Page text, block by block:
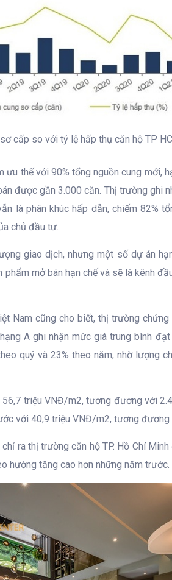
cấp so với tỷ lệ hấp thụ căn hộ TP
ưu thế với 90% tổng nguồn cung mới,
được gần 3.000 căn. Thị trường ghi
là phân khúc hấp dẫn, chiếm 82%
chủ đầu tư.
giao dịch, nhưng một số dự án
phẩm mở bán hạn chế và sẽ là kênh
Nam cũng cho biết, thị trường
A ghi nhận mức giá trung bình
quý và 23% theo năm, nhờ lượng
triệu VNĐ/m2, tương đương với
với 40,9 triệu VNĐ/m2, tương
ra thị trường căn hộ TP. Hồ Chí
hướng tăng cao hơn những năm trước.